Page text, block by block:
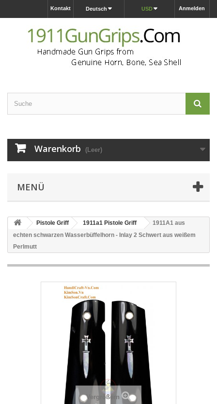
Anmelden
USD
Deutsch
Kontakt
Warenkorb (Leer)
MENÜ
Pistole Griff 1911a1 Pistole Griff
1911A1 aus
echten schwarzen Wasserbüffelhorn - Inlay 2 Schwert aus weißem
Perlmutt
Vergrößern